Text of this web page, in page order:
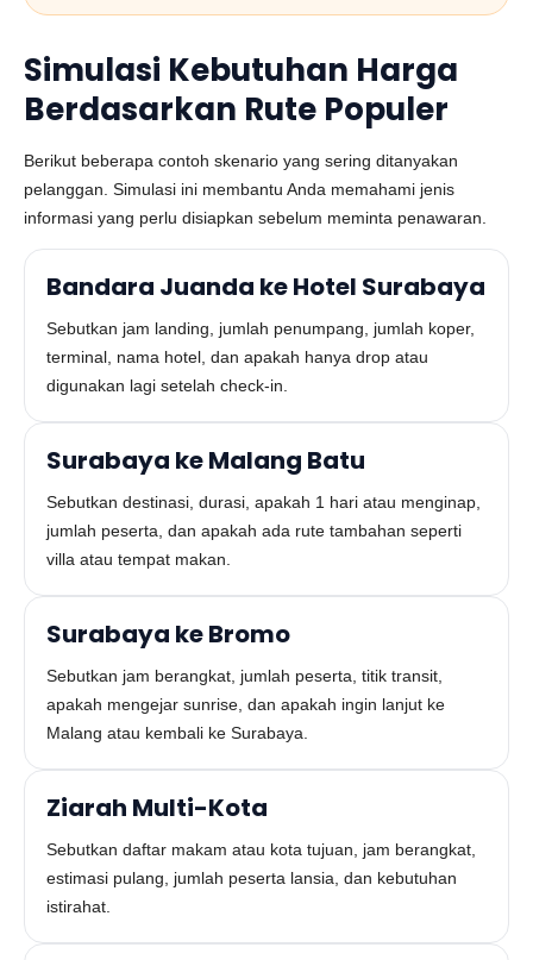
Simulasi Kebutuhan Harga
Berdasarkan Rute Populer
Berikut beberapa contoh skenario yang sering ditanyakan
pelanggan. Simulasi ini membantu Anda memahami jenis
informasi yang perlu disiapkan sebelum meminta penawaran.
Bandara Juanda ke Hotel Surabaya
Sebutkan jam landing, jumlah penumpang, jumlah koper,
terminal, nama hotel, dan apakah hanya drop atau
digunakan lagi setelah check-in.
Surabaya ke Malang Batu
Sebutkan destinasi, durasi, apakah 1 hari atau menginap,
jumlah peserta, dan apakah ada rute tambahan seperti
villa atau tempat makan.
Surabaya ke Bromo
Sebutkan jam berangkat, jumlah peserta, titik transit,
apakah mengejar sunrise, dan apakah ingin lanjut ke
Malang atau kembali ke Surabaya.
Ziarah Multi-Kota
Sebutkan daftar makam atau kota tujuan, jam berangkat,
estimasi pulang, jumlah peserta lansia, dan kebutuhan
istirahat.